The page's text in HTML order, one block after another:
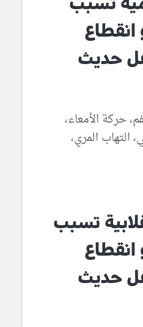
تسبب
انقطاع
حديث
حركة الأمعاء،
التهاب المري،
تسبب
انقطاع
حديث